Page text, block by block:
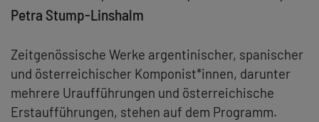
Petra Stump-Linshalm
Zeitgenössische Werke argentinischer, spanischer
und österreichischer Komponist*innen, darunter
mehrere Uraufführungen und österreichische
Erstaufführungen, stehen auf dem Programm.